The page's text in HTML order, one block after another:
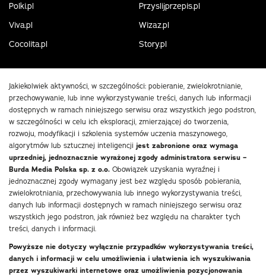
Polki.pl
Przyslijprzepis.pl
Viva.pl
Wizaz.pl
Cocolita.pl
Story.pl
Jakiekolwiek aktywności, w szczególności: pobieranie, zwielokrotnianie,
przechowywanie, lub inne wykorzystywanie treści, danych lub informacji
dostępnych w ramach niniejszego serwisu oraz wszystkich jego podstron,
w szczególności w celu ich eksploracji, zmierzającej do tworzenia,
rozwoju, modyfikacji i szkolenia systemów uczenia maszynowego,
algorytmów lub sztucznej inteligencji jest zabronione oraz wymaga
uprzedniej, jednoznacznie wyrażonej zgody administratora serwisu –
Burda Media Polska sp. z o.o. Obowiązek uzyskania wyraźnej i
jednoznacznej zgody wymagany jest bez względu sposób pobierania,
zwielokrotniania, przechowywania lub innego wykorzystywania treści,
danych lub informacji dostępnych w ramach niniejszego serwisu oraz
wszystkich jego podstron, jak również bez względu na charakter tych
treści, danych i informacji.
Powyższe nie dotyczy wyłącznie przypadków wykorzystywania treści,
danych i informacji w celu umożliwienia i ułatwienia ich wyszukiwania
przez wyszukiwarki internetowe oraz umożliwienia pozycjonowania